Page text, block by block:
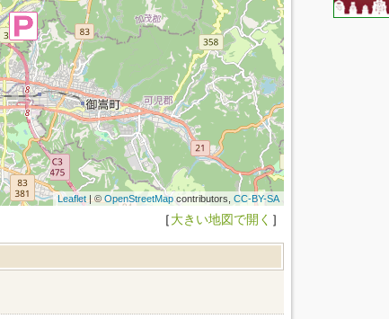
Leaflet| © OpenStreetMapcontributors, CC-BY-SA
［大きい地図で開く ］